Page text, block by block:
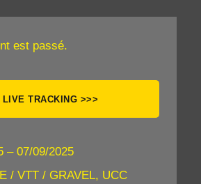
est passé.
TRACKING >>>
– 07/09/2025
/ VTT / GRAVEL, UCC